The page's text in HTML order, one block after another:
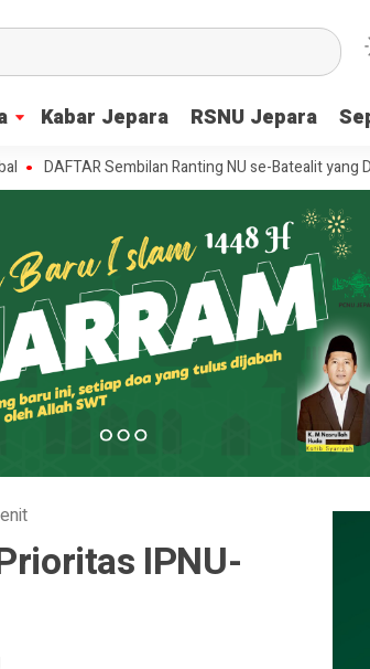
Kabar Jepara RSNU Jepara
DAFTAR Sembilan Ranting NU se-Batealit yang
IPNU-